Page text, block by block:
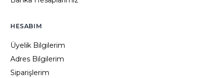
HESABIM
Üyelik Bilgilerim
Adres Bilgilerim
Siparişlerim